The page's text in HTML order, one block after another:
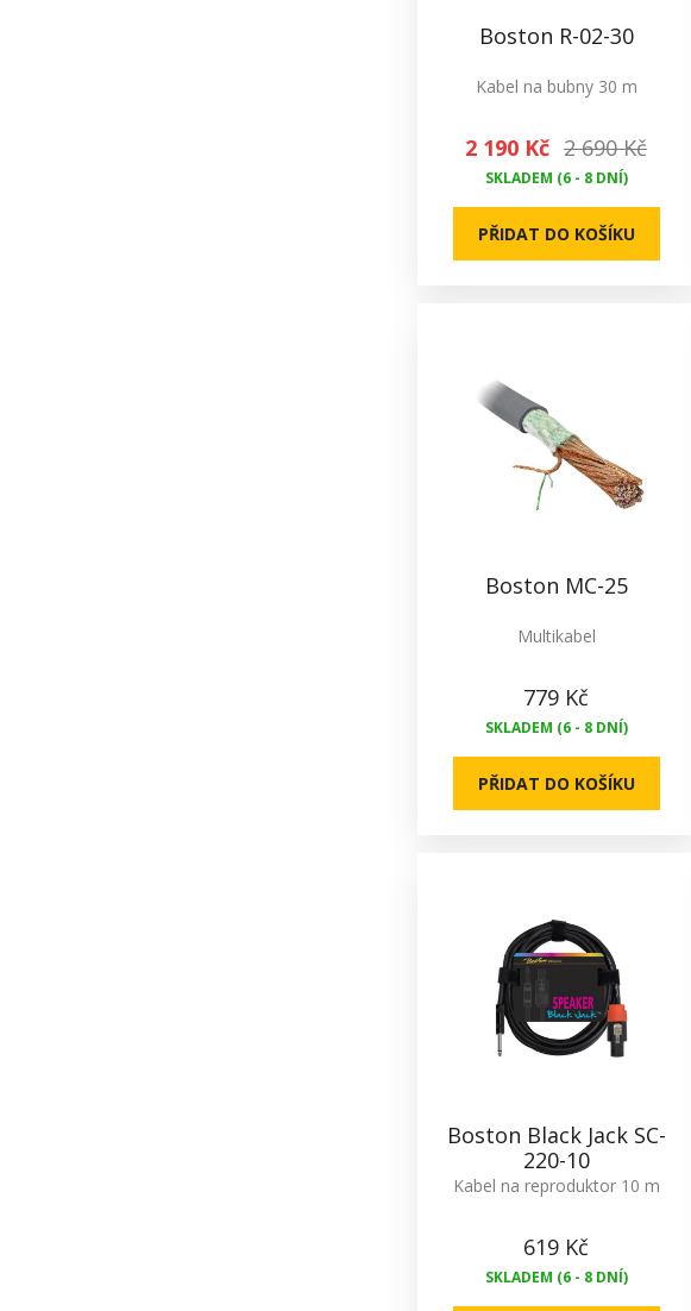
Boston R-02-30
Kabel na bubny 30 m
2 190 Kč 2 690 Kč
SKLADEM (6 - 8 DNÍ)
PŘIDAT DO KOŠÍKU
Boston MC-25
Multikabel
779 Kč
SKLADEM (6 - 8 DNÍ)
PŘIDAT DO KOŠÍKU
Boston Black Jack SC-
220-10
Kabel na reproduktor 10 m
619 Kč
SKLADEM (6 - 8 DNÍ)